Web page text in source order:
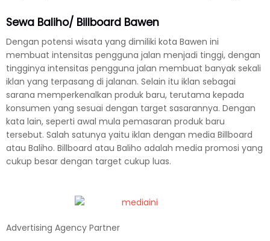
Sewa Baliho/ Billboard Bawen
Dengan potensi wisata yang dimiliki kota Bawen ini
membuat intensitas pengguna jalan menjadi tinggi, dengan
tingginya intensitas pengguna jalan membuat banyak sekali
iklan yang terpasang di jalanan. Selain itu iklan sebagai
sarana memperkenalkan produk baru, terutama kepada
konsumen yang sesuai dengan target sasarannya. Dengan
kata lain, seperti awal mula pemasaran produk baru
tersebut. Salah satunya yaitu iklan dengan media Billboard
atau Baliho. Billboard atau Baliho adalah media promosi yang
cukup besar dengan target cukup luas.
Advertising Agency Partner